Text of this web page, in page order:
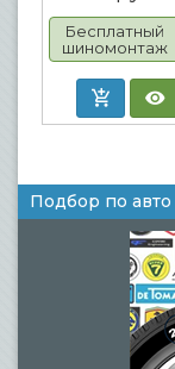
Бесплатный
шиномонтаж
Подбор по авто